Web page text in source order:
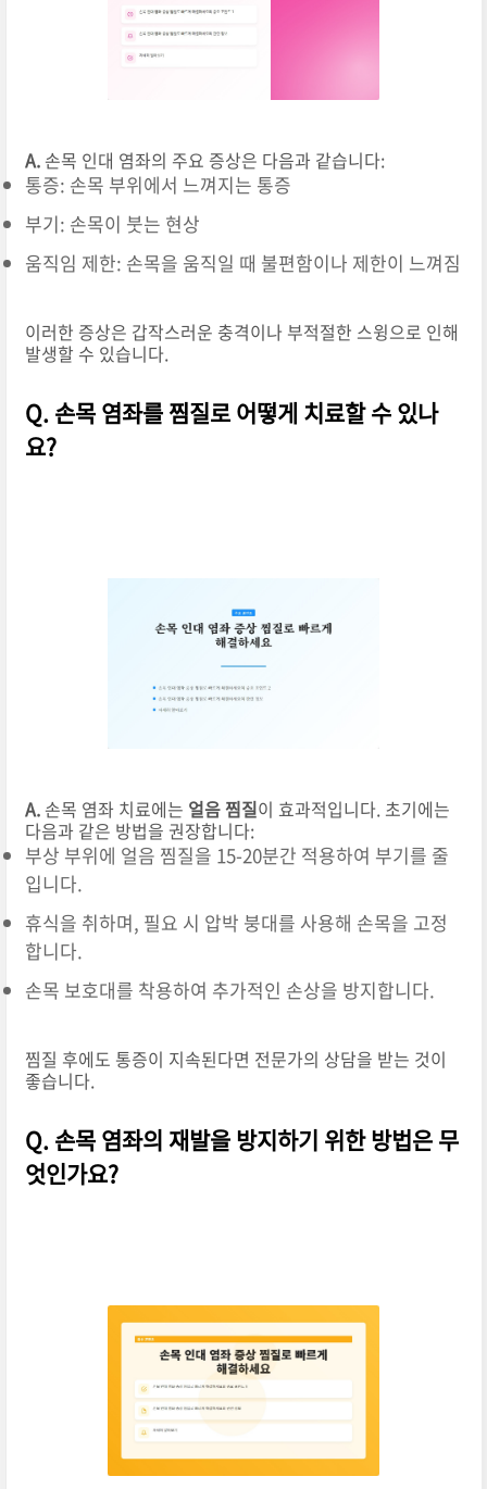
A.손목 인대 염좌의 주요 증상은 다음과 같습니다:
통증: 손목 부위에서 느껴지는 통증
부기: 손목이 붓는 현상
움직임 제한: 손목을 움직일 때 불편함이나 제한이 느껴짐
이러한 증상은 갑작스러운 충격이나 부적절한 스윙으로 인해
발생할 수 있습니다.
Q. 손목 염좌를 찜질로 어떻게 치료할 수 있나
요?
A.손목 염좌 치료에는 얼음 찜질이 효과적입니다. 초기에는
다음과 같은 방법을 권장합니다:
부상 부위에 얼음 찜질을 15-20분간 적용하여 부기를 줄
입니다.
휴식을 취하며, 필요 시 압박 붕대를 사용해 손목을 고정
합니다.
손목 보호대를 착용하여 추가적인 손상을 방지합니다.
찜질 후에도 통증이 지속된다면 전문가의 상담을 받는 것이
좋습니다.
Q. 손목 염좌의 재발을 방지하기 위한 방법은 무
엇인가요?